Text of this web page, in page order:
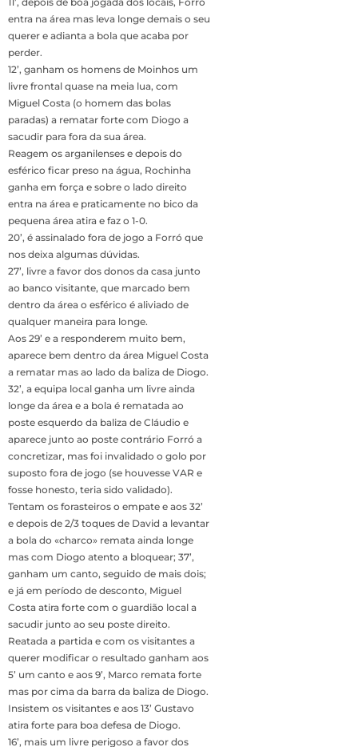
entra na área mas leva longe demais o seu
querer e adianta a bola que acaba por
perder.
12’, ganham os homens de Moinhos um
livre frontal quase na meia lua, com
Miguel Costa (o homem das bolas
paradas) a rematar forte com Diogo a
sacudir para fora da sua área.
Reagem os arganilenses e depois do
esférico ficar preso na água, Rochinha
ganha em força e sobre o lado direito
entra na área e praticamente no bico da
pequena área atira e faz o 1-0.
20’, é assinalado fora de jogo a Forró que
nos deixa algumas dúvidas.
27’, livre a favor dos donos da casa junto
ao banco visitante, que marcado bem
dentro da área o esférico é aliviado de
qualquer maneira para longe.
Aos 29’ e a responderem muito bem,
aparece bem dentro da área Miguel Costa
a rematar mas ao lado da baliza de Diogo.
32’, a equipa local ganha um livre ainda
longe da área e a bola é rematada ao
poste esquerdo da baliza de Cláudio e
aparece junto ao poste contrário Forró a
concretizar, mas foi invalidado o golo por
suposto fora de jogo (se houvesse VAR e
fosse honesto, teria sido validado).
Tentam os forasteiros o empate e aos 32’
e depois de 2/3 toques de David a levantar
a bola do «charco» remata ainda longe
mas com Diogo atento a bloquear; 37’,
ganham um canto, seguido de mais dois;
e já em período de desconto, Miguel
Costa atira forte com o guardião local a
sacudir junto ao seu poste direito.
Reatada a partida e com os visitantes a
querer modificar o resultado ganham aos
5’ um canto e aos 9’, Marco remata forte
mas por cima da barra da baliza de Diogo.
Insistem os visitantes e aos 13’ Gustavo
atira forte para boa defesa de Diogo.
16’, mais um livre perigoso a favor dos